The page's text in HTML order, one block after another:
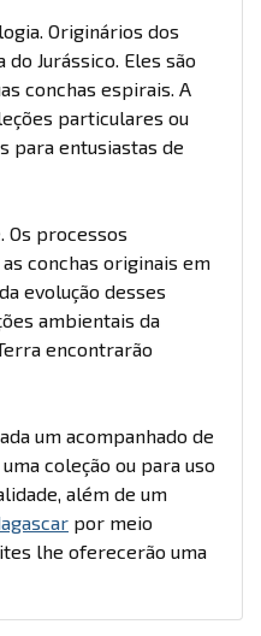
Originários dos
Jurássico. Eles são
conchas espirais. A
particulares ou
para entusiastas de
Os processos
conchas originais em
evolução desses
ambientais da
encontrarão
um acompanhado de
coleção ou para uso
além de um
por meio
lhe oferecerão uma